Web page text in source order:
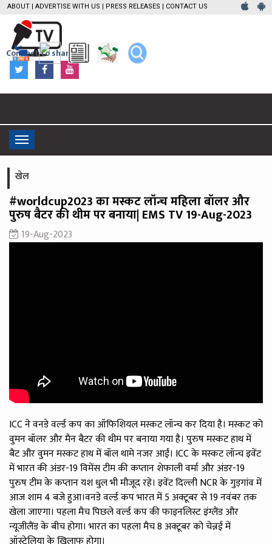
ABOUT | ADVERTISE WITH US | PRESS RELEASES | CONTACT US
Connect to share
Toggle
navigation
खेल
#worldcup2023 का मस्कट लॉन्च महिला बॉलर और
पुरुष बैटर की थीम पर बनाया| EMS TV 19-Aug-2023
19-Aug-2023
ICC ने वनडे वर्ल्ड कप का ऑफिशियल मस्कट लॉन्च कर दिया है। मस्कट को
वुमन बॉलर और मैन बैटर की थीम पर बनाया गया है। पुरुष मस्कट हाथ में
बैट और वुमन मस्कट हाथ में बॉल थामे नजर आईं। ICC के मस्कट लॉन्च इवेंट
में भारत की अंडर-19 विमेंस टीम की कप्तान शेफाली वर्मा और अंडर-19
पुरुष टीम के कप्तान यश धुल भी मौजूद रहे। इवेंट दिल्ली NCR के गुड़गांव में
आज शाम 4 बजे हुआ।वनडे वर्ल्ड कप भारत में 5 अक्टूबर से 19 नवंबर तक
खेला जाएगा। पहला मैच पिछले वर्ल्ड कप की फाइनलिस्ट इंग्लैंड और
न्यूजीलैंड के बीच होगा। भारत का पहला मैच 8 अक्टूबर को चेन्नई में